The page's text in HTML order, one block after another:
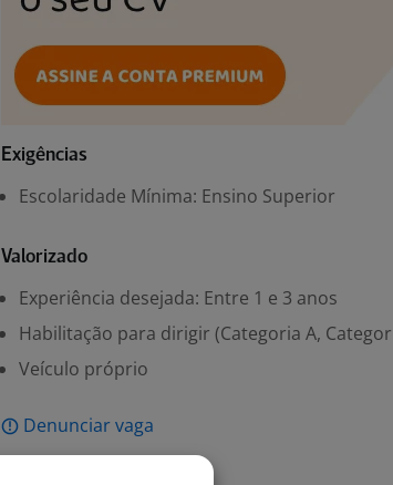
Exigências
Escolaridade Mínima: Ensino Superior
Valorizado
Experiência desejada: Entre 1 e 3 anos
Habilitação para dirigir (Categoria A,
Veículo próprio
Denunciar vaga